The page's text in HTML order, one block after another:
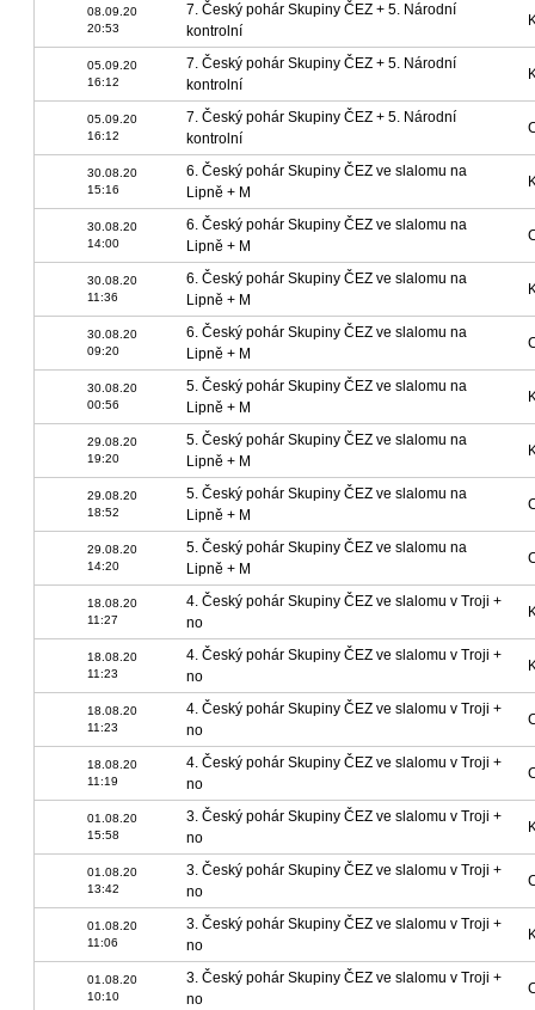
08.09.20
20:53
7. Český pohár Skupiny ČEZ + 5. Národní
kontrolní
05.09.20
16:12
7. Český pohár Skupiny ČEZ + 5. Národní
kontrolní
05.09.20
16:12
7. Český pohár Skupiny ČEZ + 5. Národní
kontrolní
30.08.20
15:16
6. Český pohár Skupiny ČEZ ve slalomu na
Lipně + M
30.08.20
14:00
6. Český pohár Skupiny ČEZ ve slalomu na
Lipně + M
30.08.20
11:36
6. Český pohár Skupiny ČEZ ve slalomu na
Lipně + M
30.08.20
09:20
6. Český pohár Skupiny ČEZ ve slalomu na
Lipně + M
30.08.20
00:56
5. Český pohár Skupiny ČEZ ve slalomu na
Lipně + M
29.08.20
19:20
5. Český pohár Skupiny ČEZ ve slalomu na
Lipně + M
29.08.20
18:52
5. Český pohár Skupiny ČEZ ve slalomu na
Lipně + M
29.08.20
14:20
5. Český pohár Skupiny ČEZ ve slalomu na
Lipně + M
18.08.20
11:27
4. Český pohár Skupiny ČEZ ve slalomu v Troji +
no
18.08.20
11:23
4. Český pohár Skupiny ČEZ ve slalomu v Troji +
no
18.08.20
11:23
4. Český pohár Skupiny ČEZ ve slalomu v Troji +
no
18.08.20
11:19
4. Český pohár Skupiny ČEZ ve slalomu v Troji +
no
01.08.20
15:58
3. Český pohár Skupiny ČEZ ve slalomu v Troji +
no
01.08.20
13:42
3. Český pohár Skupiny ČEZ ve slalomu v Troji +
no
01.08.20
11:06
3. Český pohár Skupiny ČEZ ve slalomu v Troji +
no
01.08.20
10:10
3. Český pohár Skupiny ČEZ ve slalomu v Troji +
no